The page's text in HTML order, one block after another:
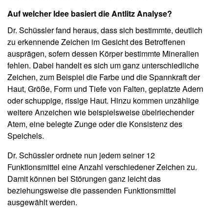
Auf welcher Idee basiert die Antlitz Analyse?
Dr. Schüssler fand heraus, dass sich bestimmte, deutlich
zu erkennende Zeichen im Gesicht des Betroffenen
ausprägen, sofern dessen Körper bestimmte Mineralien
fehlen. Dabei handelt es sich um ganz unterschiedliche
Zeichen, zum Beispiel die Farbe und die Spannkraft der
Haut, Größe, Form und Tiefe von Falten, geplatzte Adern
oder schuppige, rissige Haut. Hinzu kommen unzählige
weitere Anzeichen wie beispielsweise übelriechender
Atem, eine belegte Zunge oder die Konsistenz des
Speichels.
Dr. Schüssler ordnete nun jedem seiner 12
Funktionsmittel eine Anzahl verschiedener Zeichen zu.
Damit können bei Störungen ganz leicht das
beziehungsweise die passenden Funktionsmittel
ausgewählt werden.